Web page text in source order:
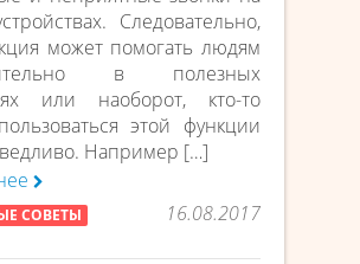
Следовательно,
может помогать людям
в полезных
или наоборот, кто-то
этой функции
Например […]
СОВЕТЫ 16.08.2017